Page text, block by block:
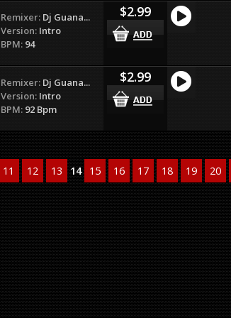
Remixer: Dj Guana...
Version: Intro
BPM: 94
$2.99
Remixer: Dj Guana...
Version: Intro
BPM: 92 Bpm
$2.99
11 12 13 14 15 16 17 18 19 20